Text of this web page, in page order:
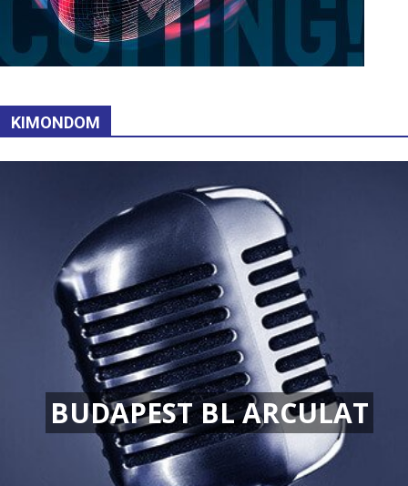
KIMONDOM
BUDAPEST BL ARCULAT